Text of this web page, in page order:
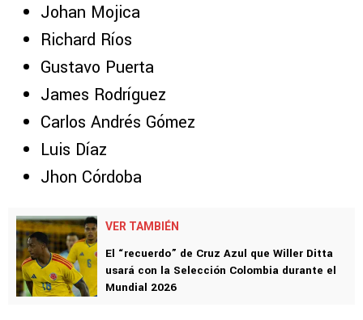
Johan Mojica
Richard Ríos
Gustavo Puerta
James Rodríguez
Carlos Andrés Gómez
Luis Díaz
Jhon Córdoba
VER TAMBIÉN
El “recuerdo” de Cruz Azul que Willer Ditta
usará con la Selección Colombia durante el
Mundial 2026